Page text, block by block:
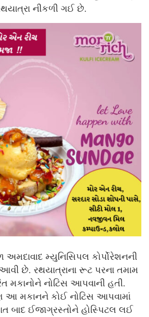
નીકળી ગઈ છે.
મ્યુનિસિપલ કોર્પોરેશનની
છે. રથયાત્રાના રૂટ પરના તમામ
મકાનોને નોટિસ આપવાની હતી.
આ મકાનને કોઈ નોટિસ આપવામાં
બાદ ઈજાગ્રસ્તોને હોસ્પિટલ લઈ